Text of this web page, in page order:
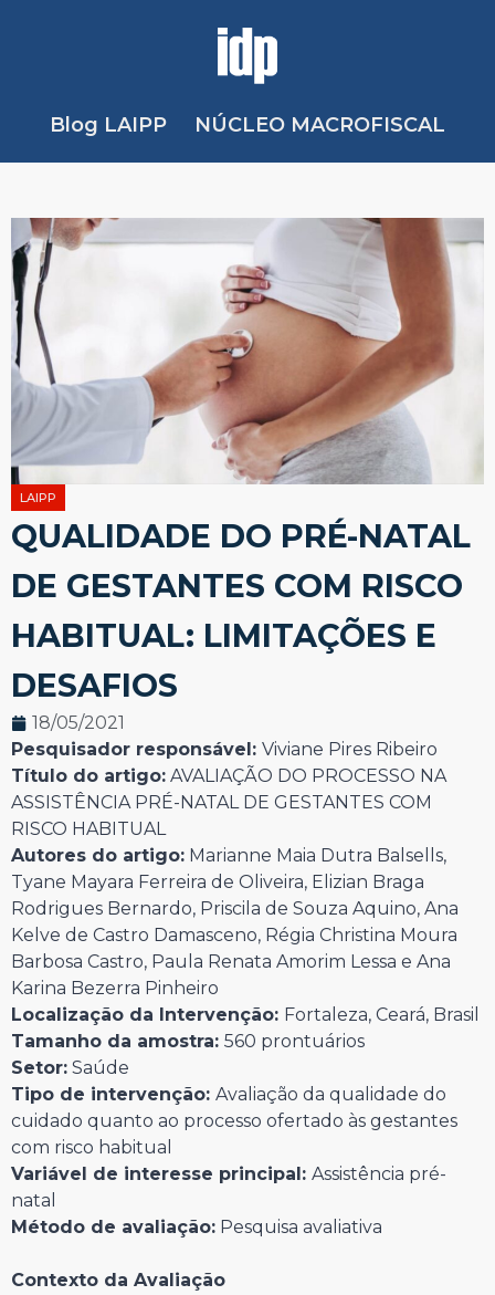
Blog LAIPP NÚCLEO MACROFISCAL
LAIPP
QUALIDADE DO PRÉ-NATAL
DE GESTANTES COM RISCO
HABITUAL: LIMITAÇÕES E
DESAFIOS
18/05/2021
Pesquisador responsável: Viviane Pires Ribeiro
Título do artigo: AVALIAÇÃO DO PROCESSO NA
ASSISTÊNCIA PRÉ-NATAL DE GESTANTES COM
RISCO HABITUAL
Autores do artigo: Marianne Maia Dutra Balsells,
Tyane Mayara Ferreira de Oliveira, Elizian Braga
Rodrigues Bernardo, Priscila de Souza Aquino, Ana
Kelve de Castro Damasceno, Régia Christina Moura
Barbosa Castro, Paula Renata Amorim Lessa e Ana
Karina Bezerra Pinheiro
Localização da Intervenção: Fortaleza, Ceará, Brasil
Tamanho da amostra: 560 prontuários
Setor: Saúde
Tipo de intervenção: Avaliação da qualidade do
cuidado quanto ao processo ofertado às gestantes
com risco habitual
Variável de interesse principal: Assistência pré-
natal
Método de avaliação: Pesquisa avaliativa
Contexto da Avaliação